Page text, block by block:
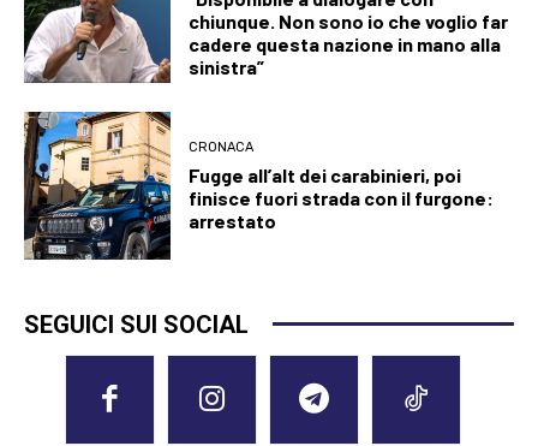
chiunque. Non sono io che voglio far
cadere questa nazione in mano alla
sinistra”
CRONACA
Fugge all’alt dei carabinieri, poi
finisce fuori strada con il furgone:
arrestato
SEGUICI SUI SOCIAL